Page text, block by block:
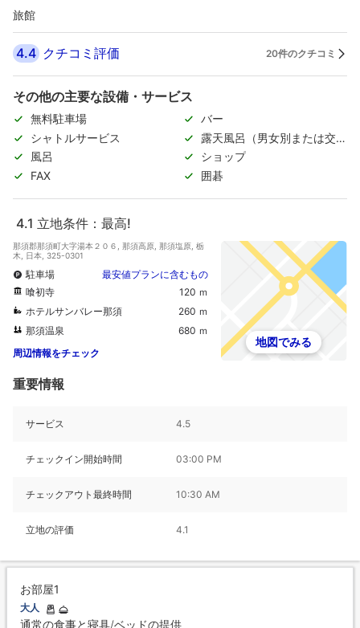
旅館
4.4 クチコミ評価 20件のクチコミ
その他の主要な設備・サービス
無料駐車場
バー
シャトルサービス
露天風呂（男女別または交代
制）
風呂
ショップ
FAX
囲碁
4.1 立地条件：最高!
那須郡那須町大字湯本２０６, 那須高原, 那須塩原, 栃
木, 日本, 325-0301
駐車場
最安値プランに含むもの
喰初寺
120 ｍ
ホテルサンバレー那須
260 ｍ
那須温泉
680 ｍ
周辺情報をチェック
地図でみる
重要情報
サービス 4.5
チェックイン開始時間 03:00 PM
チェックアウト最終時間 10:30 AM
立地の評価 4.1
お部屋1
大人
通常の食事と寝具/ベッドの提供